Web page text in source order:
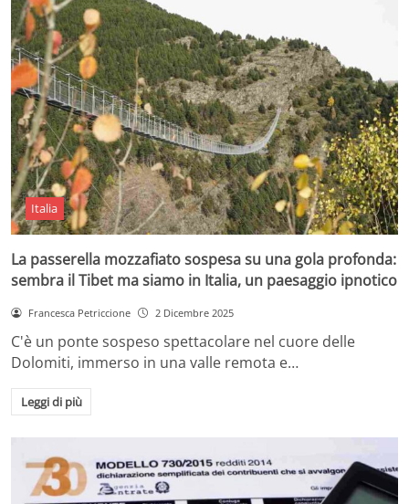
Italia
La passerella mozzafiato sospesa su una gola profonda:
sembra il Tibet ma siamo in Italia, un paesaggio ipnotico
Francesca Petriccione 2 Dicembre 2025
C'è un ponte sospeso spettacolare nel cuore delle
Dolomiti, immerso in una valle remota e…
Leggi di più